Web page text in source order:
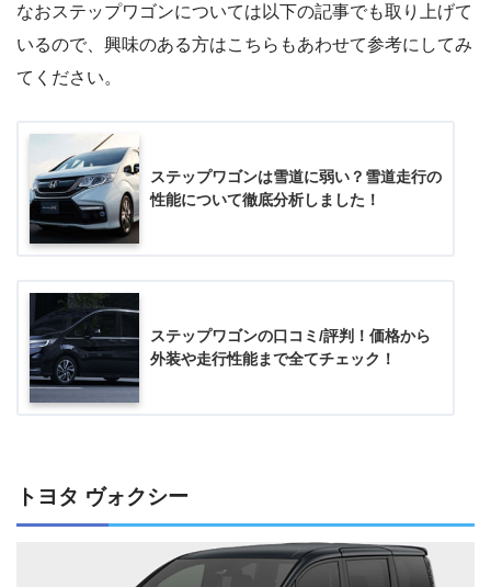
なおステップワゴンについては以下の記事でも取り上げて
いるので、興味のある方はこちらもあわせて参考にしてみ
てください。
ステップワゴンは雪道に弱い？雪道走行の
性能について徹底分析しました！
ステップワゴンの口コミ/評判！価格から
外装や走行性能まで全てチェック！
トヨタ ヴォクシー